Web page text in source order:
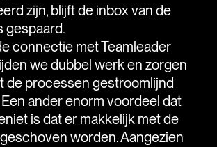
zijn, blijft de inbox van de
gespaard.
connectie met Teamleader
we dubbel werk en zorgen
de processen gestroomlijnd
ander enorm voordeel dat
is dat er makkelijk met de
worden. Aangezien